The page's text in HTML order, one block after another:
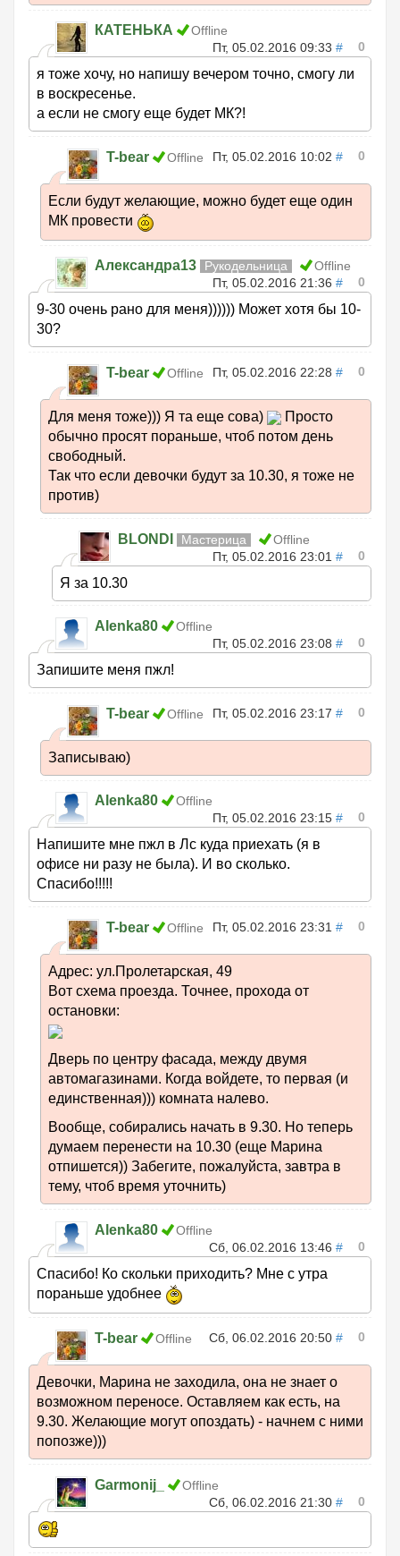
КАТЕНЬКА
Offline
Пт, 05.02.2016 09:33 # 0
я тоже хочу, но напишу вечером точно, смогу ли
в воскресенье.
а если не смогу еще будет МК?!
T-bear Offline Пт, 05.02.2016 10:02 # 0
Если будут желающие, можно будет еще один
МК провести
Александра13 Рукодельница
Offline
Пт, 05.02.2016 21:36 # 0
9-30 очень рано для меня)))))) Может хотя бы 10-
30?
T-bear Offline Пт, 05.02.2016 22:28 # 0
Для меня тоже))) Я та еще сова)
Просто
обычно просят пораньше, чтоб потом день
свободный.
Так что если девочки будут за 10.30, я тоже не
против)
BLONDI Мастерица
Offline
Пт, 05.02.2016 23:01 # 0
Я за 10.30
Alenka80
Offline
Пт, 05.02.2016 23:08 # 0
Запишите меня пжл!
T-bear Offline Пт, 05.02.2016 23:17 # 0
Записываю)
Alenka80
Offline
Пт, 05.02.2016 23:15 # 0
Напишите мне пжл в Лс куда приехать (я в
офисе ни разу не была). И во сколько.
Спасибо!!!!!
T-bear Offline Пт, 05.02.2016 23:31 # 0
Адрес: ул.Пролетарская, 49
Вот схема проезда. Точнее, прохода от
остановки:
Дверь по центру фасада, между двумя
автомагазинами. Когда войдете, то первая (и
единственная))) комната налево.
Вообще, собирались начать в 9.30. Но теперь
думаем перенести на 10.30 (еще Марина
отпишется)) Забегите, пожалуйста, завтра в
тему, чтоб время уточнить)
Alenka80
Offline
Сб, 06.02.2016 13:46 # 0
Спасибо! Ко скольки приходить? Мне с утра
пораньше удобнее
T-bear Offline Сб, 06.02.2016 20:50 # 0
Девочки, Марина не заходила, она не знает о
возможном переносе. Оставляем как есть, на
9.30. Желающие могут опоздать) - начнем с ними
попозже)))
Garmonij_
Offline
Сб, 06.02.2016 21:30 # 0